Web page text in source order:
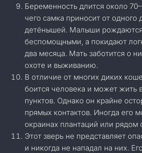
Беременность длится около
чего самка приносит от одного
детёнышей. Малыши
беспомощными, а покидают
два месяца. Мать заботится о
охоте и выживанию.
В отличие от многих диких
боится человека и может жить
пунктов. Однако он крайне
прямых контактов. Иногда его
окраинах плантаций или рядом
Этот зверь не представляет
и никогда не нападал на них.